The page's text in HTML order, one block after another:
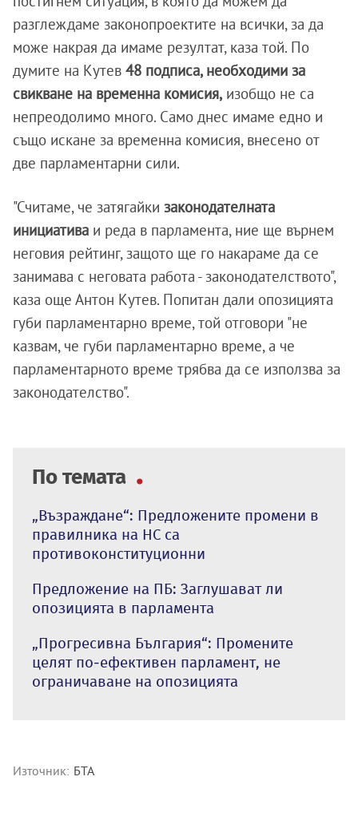
разглеждаме законопроектите на всички, за да
може накрая да имаме резултат, каза той. По
думите на Кутев 48 подписа, необходими за
свикване на временна комисия, изобщо не са
непреодолимо много. Само днес имаме едно и
също искане за временна комисия, внесено от
две парламентарни сили.
"Считаме, че затягайки законодателната
инициатива и реда в парламента, ние ще върнем
неговия рейтинг, защото ще го накараме да се
занимава с неговата работа - законодателството",
каза още Антон Кутев. Попитан дали опозицията
губи парламентарно време, той отговори "не
казвам, че губи парламентарно време, а че
парламентарното време трябва да се използва за
законодателство".
По темата
„Възраждане“: Предложените промени в
правилника на НС са
противоконституционни
Предложение на ПБ: Заглушават ли
опозицията в парламента
„Прогресивна България“: Промените
целят по-ефективен парламент, не
ограничаване на опозицията
Източник: БТА